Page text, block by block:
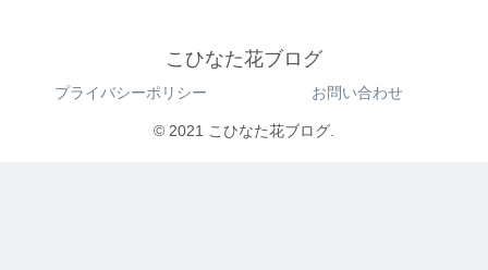
こひなた花ブログ
プライバシーポリシー お問い合わせ
© 2021 こひなた花ブログ.